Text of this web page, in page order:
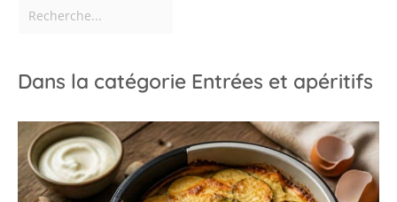
Dans la catégorie Entrées et apéritifs